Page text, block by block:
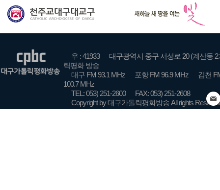
우 : 41933
대구광역시 중구 서성로 20 (계산동 2
릭평화 방송
대구 FM 93.1 MHz
포항 FM 96.9 MHz
김천
100.7 MHz
TEL: 053) 251-2600
FAX: 053) 251-2608
Copyright by 대구가톨릭평화방송 All rights